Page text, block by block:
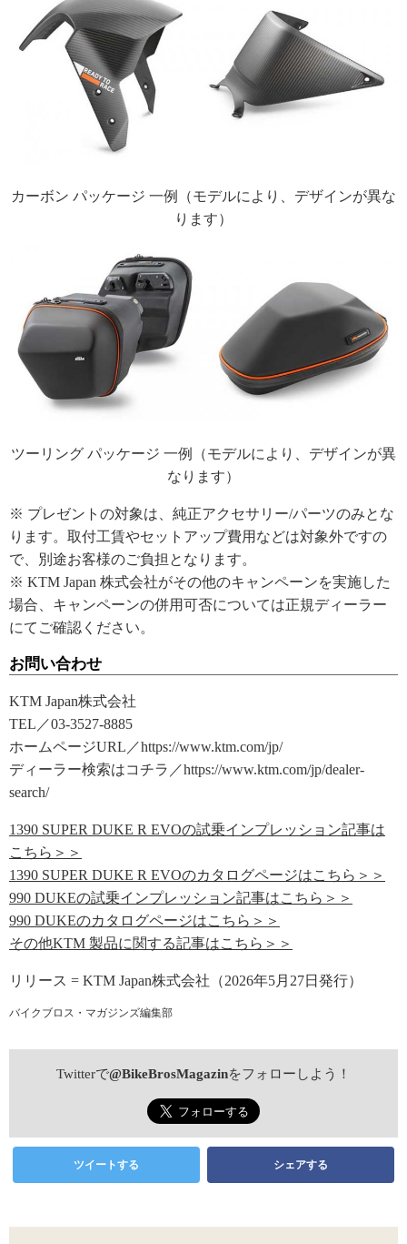
カーボン パッケージ 一例（モデルにより、デザインが異な
ります）
ツーリング パッケージ 一例（モデルにより、デザインが異
なります）
※ プレゼントの対象は、純正アクセサリー/パーツのみとな
ります。取付工賃やセットアップ費用などは対象外ですの
で、別途お客様のご負担となります。
※ KTM Japan 株式会社がその他のキャンペーンを実施した
場合、キャンペーンの併用可否については正規ディーラー
にてご確認ください。
お問い合わせ
KTM Japan株式会社
TEL／03-3527-8885
ホームページURL／https://www.ktm.com/jp/
ディーラー検索はコチラ／https://www.ktm.com/jp/dealer-
search/
1390 SUPER DUKE R EVOの試乗インプレッション記事は
こちら＞＞
1390 SUPER DUKE R EVOのカタログページはこちら＞＞
990 DUKEの試乗インプレッション記事はこちら＞＞
990 DUKEのカタログページはこちら＞＞
その他KTM 製品に関する記事はこちら＞＞
リリース = KTM Japan株式会社（2026年5月27日発行）
バイクブロス・マガジンズ編集部
Twitterで@BikeBrosMagazinをフォローしよう！
ツイートする シェアする